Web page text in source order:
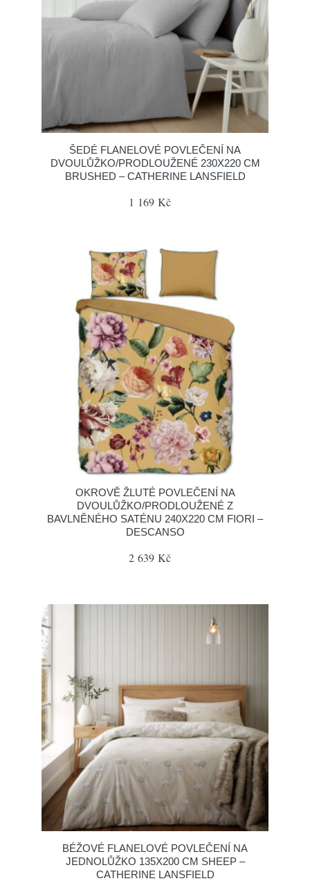
ŠEDÉ FLANELOVÉ POVLEČENÍ NA
DVOULŮŽKO/PRODLOUŽENÉ 230X220 CM
BRUSHED – CATHERINE LANSFIELD
1 169 Kč
OKROVĚ ŽLUTÉ POVLEČENÍ NA
DVOULŮŽKO/PRODLOUŽENÉ Z
BAVLNĚNÉHO SATÉNU 240X220 CM FIORI –
DESCANSO
2 639 Kč
BÉŽOVÉ FLANELOVÉ POVLEČENÍ NA
JEDNOLŮŽKO 135X200 CM SHEEP –
CATHERINE LANSFIELD